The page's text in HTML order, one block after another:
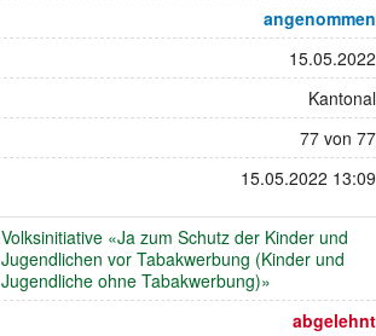
angenommen
15.05.2022
Kantonal
77 von 77
15.05.2022 13:09
Volksinitiative «Ja zum Schutz der Kinder und
Jugendlichen vor Tabakwerbung (Kinder und
Jugendliche ohne Tabakwerbung)»
abgelehnt